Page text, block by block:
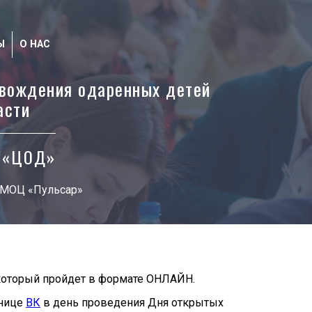
О НАС
одаренных детей
«ЦОД»
«Пульсар»
пройдет в формате ОНЛАЙН.
ВК в день проведения Дня открытых